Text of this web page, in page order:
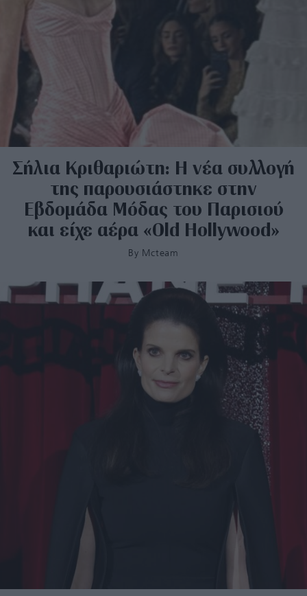
Σήλια Κριθαριώτη: Η νέα συλλογή
της παρουσιάστηκε στην
Εβδομάδα Μόδας του Παρισιού
και είχε αέρα «Old Hollywood»
By Mcteam